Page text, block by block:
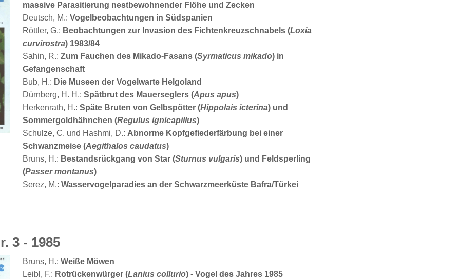
massive Parasitierung nestbewohnender Flöhe und Zecken
Deutsch, M.: Vogelbeobachtungen in Südspanien
Röttler, G.: Beobachtungen zur Invasion des Fichtenkreuzschnabels (Loxia
curvirostra) 1983/84
Sahin, R.: Zum Fauchen des Mikado-Fasans (Syrmaticus mikado) in
Gefangenschaft
Bub, H.: Die Museen der Vogelwarte Helgoland
Dürnberg, H. H.: Spätbrut des Mauerseglers (Apus apus)
Herkenrath, H.: Späte Bruten von Gelbspötter (Hippolais icterina) und
Sommergoldhähnchen (Regulus ignicapillus)
Schulze, C. und Hashmi, D.: Abnorme Kopfgefiederfärbung bei einer
Schwanzmeise (Aegithalos caudatus)
Bruns, H.: Bestandsrückgang von Star (Sturnus vulgaris) und Feldsperling
(Passer montanus)
Serez, M.: Wasservogelparadies an der Schwarzmeerküste Bafra/Türkei
3 - 1985
Bruns, H.: Weiße Möwen
Leibl, F.: Rotrückenwürger (Lanius collurio) - Vogel des Jahres 1985